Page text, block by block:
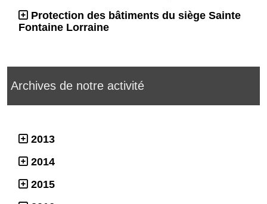
Protection des bâtiments du siège Sainte
Fontaine Lorraine
Archives de notre activité
2013
2014
2015